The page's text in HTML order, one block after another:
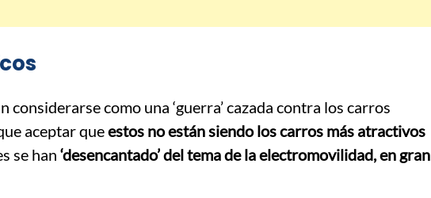
como una ‘guerra’ cazada contra los carros
aceptar queestos no están siendo los carros más atractivos
se han ‘desencantado’ del tema de la electromovilidad, en gran